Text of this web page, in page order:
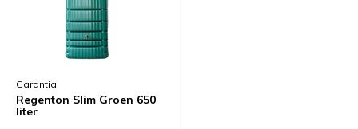
Garantia
Regenton Slim Groen 650
liter